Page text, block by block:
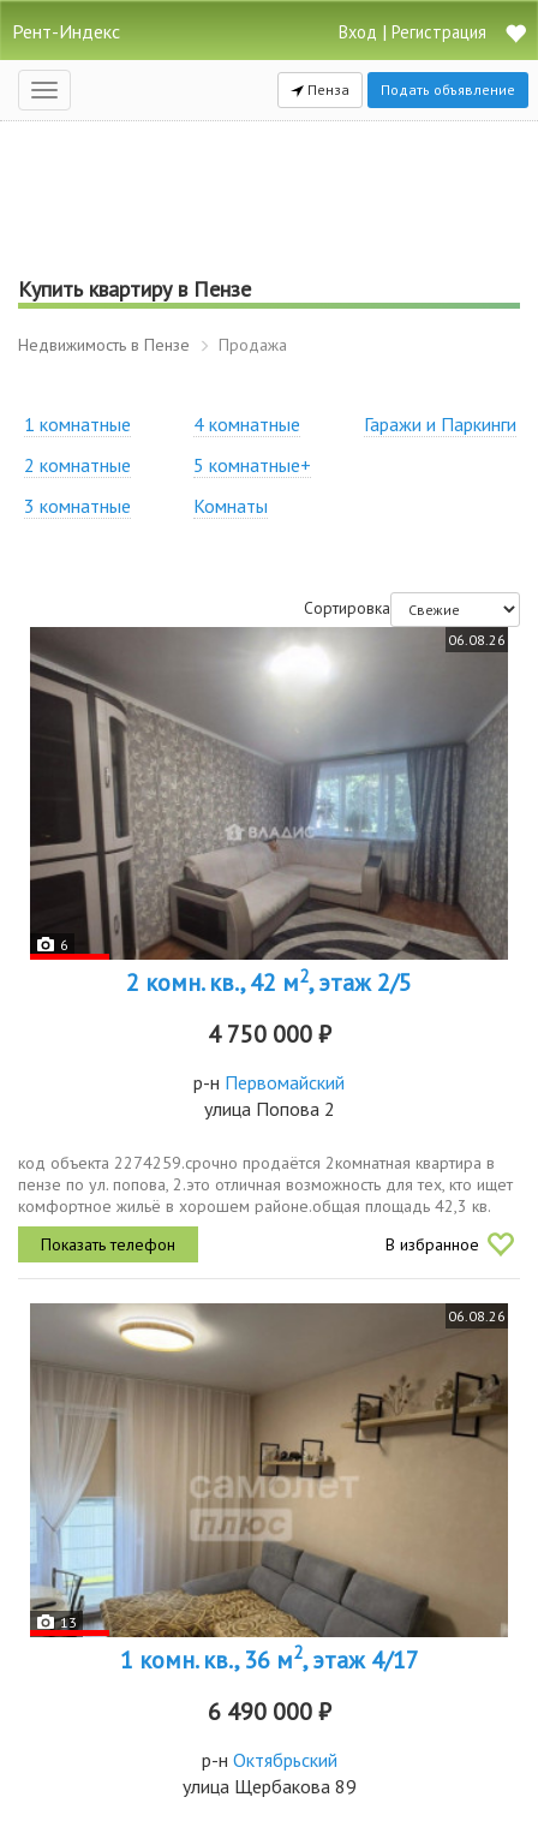
Рент-Индекс Вход | Регистрация
Открыть
навигацию
Пенза Подать объявление
Купить квартиру в Пензе
Недвижимость в Пензе Продажа
1 комнатные
2 комнатные
3 комнатные
4 комнатные
5 комнатные+
Комнаты
Гаражи и Паркинги
Сортировка
06.08.26
6
2 комн. кв., 42 м2, этаж 2/5
4 750 000 ₽
р-н Первомайский
улица Попова 2
код объекта 2274259.срочно продаётся 2комнатная квартира в
пензе по ул. попова, 2.это отличная возможность для тех, кто ищет
комфортное жильё в хорошем районе.общая площадь 42,3 кв.
м.жилая площадь 29,5 кв. м.площадь кухни 6,2 кв. м.в квартире...
В избранное
06.08.26
13
1 комн. кв., 36 м2, этаж 4/17
6 490 000 ₽
р-н Октябрьский
улица Щербакова 89